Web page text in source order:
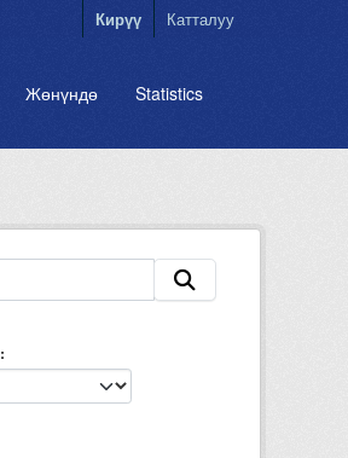
Кирүү Катталуу
Жөнүндө Statistics